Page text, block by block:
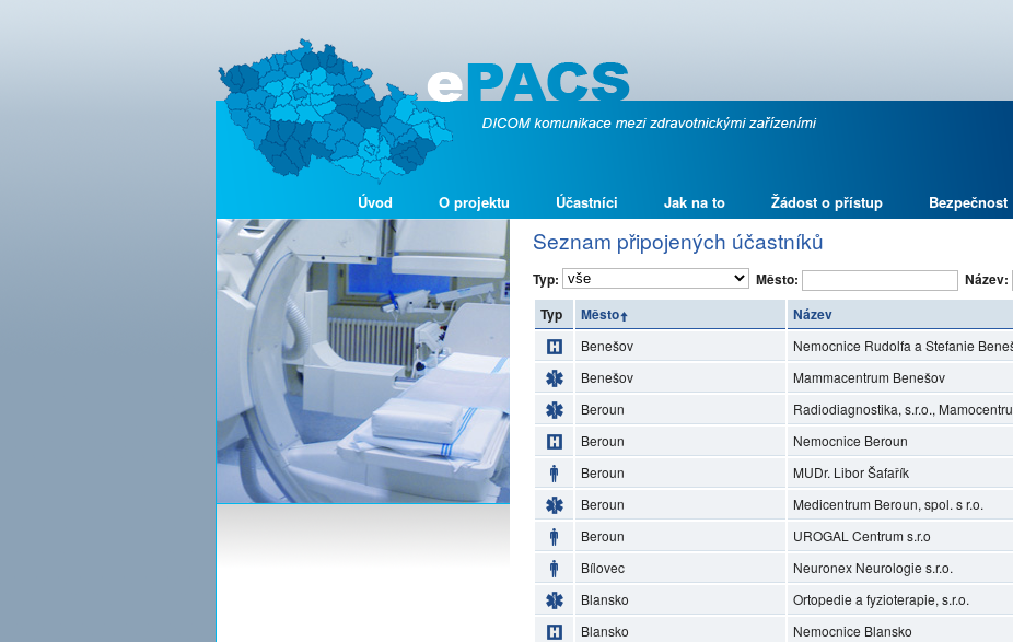
Úvod O projektu Účastníci Jak na to Žádost o přístup Bezpečnost
Seznam připojených účastníků
Typ: Město:
Název:
Typ
Město Název
Benešov Nemocnice Rudolfa a Stefanie
Benešov
Mammacentrum Benešov
Beroun
Radiodiagnostika, s.r.o.,
Beroun
Nemocnice Beroun
Beroun
MUDr. Libor Šafařík
Beroun
Medicentrum Beroun, spol. s r.o.
Beroun
UROGAL Centrum s.r.o
Bílovec
Neuronex Neurologie s.r.o.
Blansko
Ortopedie a fyzioterapie, s.r.o.
Blansko
Nemocnice Blansko